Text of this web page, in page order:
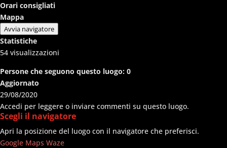
Orari consigliati
Mappa
Avvia navigatore
Statistiche
54 visualizzazioni
Persone che seguono questo luogo: 0
Aggiornato
29/08/2020
Accedi per leggere o inviare commenti su questo luogo.
Scegli il navigatore
Apri la posizione del luogo con il navigatore che preferisci.
Google Maps Waze